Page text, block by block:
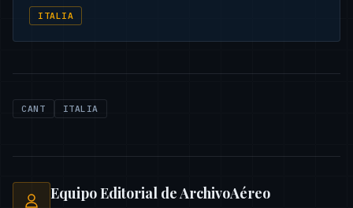
ITALIA
CANT ITALIA
Equipo Editorial de ArchivoAéreo